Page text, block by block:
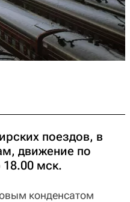
поездов, в
движение по
18.00 мск.
конденсатом